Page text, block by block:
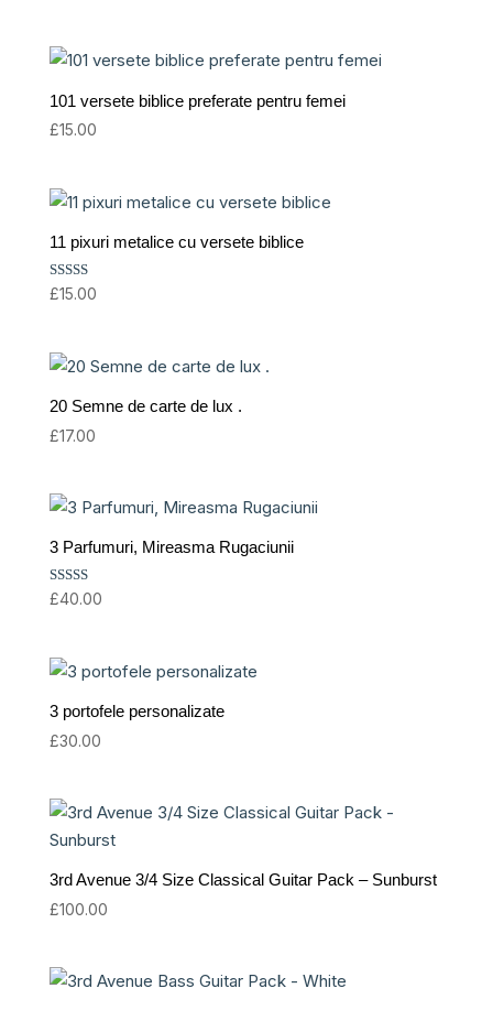
101 versete biblice preferate pentru femei
£15.00
11 pixuri metalice cu versete biblice
Rated
4.50
£15.00
20 Semne de carte de lux .
£17.00
3 Parfumuri, Mireasma Rugaciunii
Rated
5.00
£40.00
3 portofele personalizate
£30.00
3rd Avenue 3/4 Size Classical Guitar Pack – Sunburst
£100.00